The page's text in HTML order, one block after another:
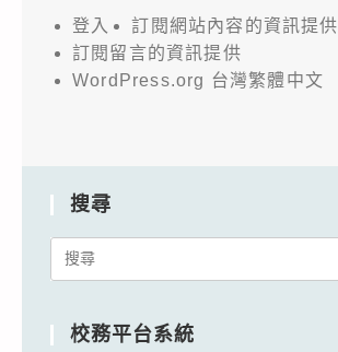
登入
訂閱網站內容的資訊提供
訂閱留言的資訊提供
WordPress.org 台灣繁體中文
搜尋
Search
校務平台系統